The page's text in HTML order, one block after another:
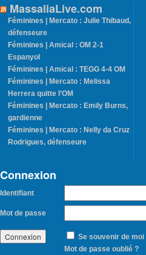
MassaliaLive.com
Féminines | Mercato : Julie Thibaud,
défenseure
Féminines | Amical : OM 2-1
Espanyol
Féminines | Amical : TEGG 4-4 OM
Féminines | Mercato : Melissa
Herrera quitte l’OM
Féminines | Mercato : Emily Burns,
gardienne
Féminines | Mercato : Nelly da Cruz
Rodrigues, défenseure
Connexion
Identifiant
Mot de passe
Se souvenir de moi
Mot de passe oublié ?